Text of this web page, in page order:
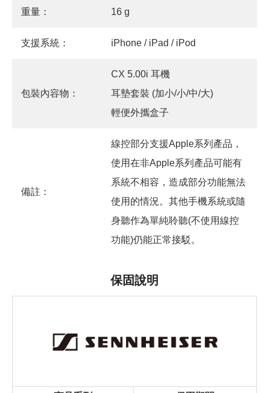
重量： 16 g
支援系統： iPhone / iPad / iPod
包裝內容物：
CX 5.00i 耳機
耳墊套裝 (加小/小/中/大)
輕便外攜盒子
備註：
線控部分支援Apple系列產品，
使用在非Apple系列產品可能有
系統不相容，造成部分功能無法
使用的情況。其他手機系統或隨
身聽作為單純聆聽(不使用線控
功能)仍能正常接駁。
保固說明